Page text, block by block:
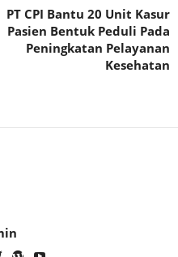
PT CPI Bantu 20 Unit Kasur
Pasien Bentuk Peduli Pada
Peningkatan Pelayanan
Kesehatan